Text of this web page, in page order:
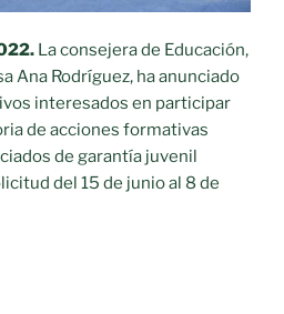
La consejera de Educación,
Ana Rodríguez, ha anunciado
interesados en participar
de acciones formativas
de garantía juvenil
del 15 de junio al 8 de